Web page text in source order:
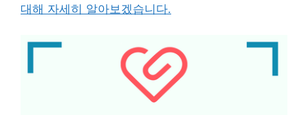
대해 자세히 알아보겠습니다.